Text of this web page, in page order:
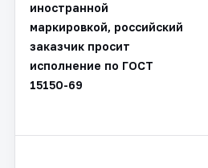
иностранной
маркировкой, российский
заказчик просит
исполнение по ГОСТ
15150-69